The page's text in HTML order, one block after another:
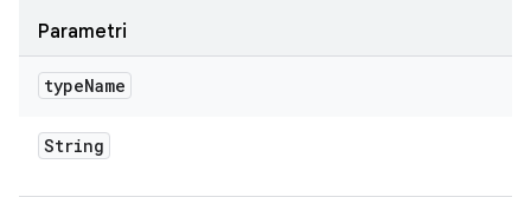
Parametri
typeName
String